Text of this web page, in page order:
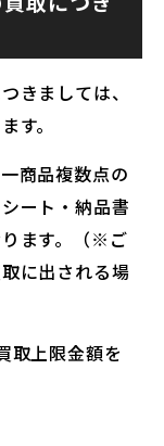
きましては、
す。
商品複数点の
ート・納品書
ます。（※ご
に出される場
取上限金額を